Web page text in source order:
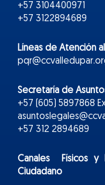
+57 3104400971
+57 3122894689
Líneas de Atención
Secretaría de
+57 (605) 5897868
+57 312 2894689
Canales Físicos y
Ciudadano